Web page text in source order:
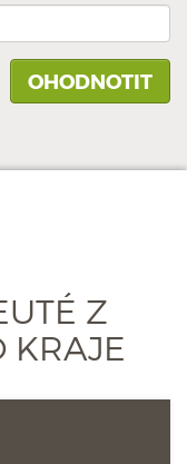
Z
KRAJE